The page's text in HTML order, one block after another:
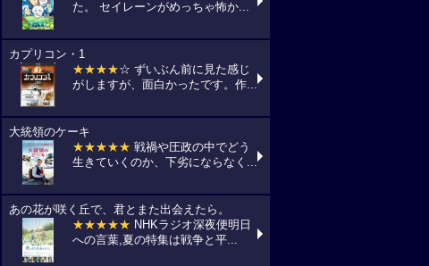
た。 セイレーンがめっちゃ怖か...
カプリコン・1
★★★★☆ ずいぶん前に見た感じ
がしますが、面白かったです。作...
大統領のケーキ
★★★★★ 戦禍や圧政の中でどう
生きていくのか、下劣にならなく...
あの花が咲く丘で、君とまた出会えたら。
★★★★★ NHKラジオ深夜便明日
への言葉,夏の特集は戦争と平...